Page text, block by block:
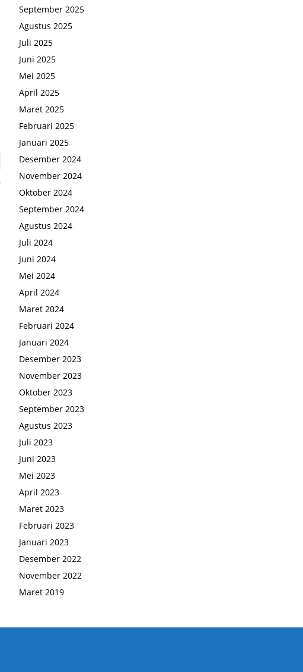
September 2025
Agustus 2025
Juli 2025
Juni 2025
Mei 2025
April 2025
Maret 2025
Februari 2025
Januari 2025
Desember 2024
November 2024
Oktober 2024
September 2024
Agustus 2024
Juli 2024
Juni 2024
Mei 2024
April 2024
Maret 2024
Februari 2024
Januari 2024
Desember 2023
November 2023
Oktober 2023
September 2023
Agustus 2023
Juli 2023
Juni 2023
Mei 2023
April 2023
Maret 2023
Februari 2023
Januari 2023
Desember 2022
November 2022
Maret 2019